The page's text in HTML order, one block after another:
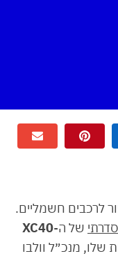
לרכבים חשמליים.
של ה-XC40
חשמלית שלו, מנכ״ל וולבו